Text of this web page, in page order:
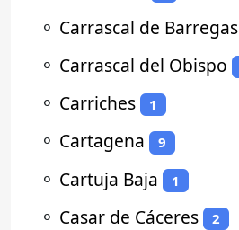
⚬ Carrascal de Barregas
⚬ Carrascal del Obispo
⚬ Carriches 1
⚬ Cartagena 9
⚬ Cartuja Baja 1
⚬ Casar de Cáceres 2